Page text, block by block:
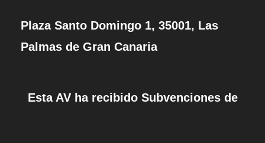
Plaza Santo Domingo 1, 35001, Las
Palmas de Gran Canaria
Esta AV ha recibido Subvenciones de